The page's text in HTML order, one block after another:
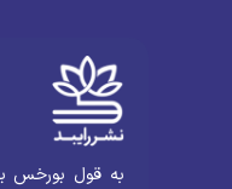
به قول بورخس